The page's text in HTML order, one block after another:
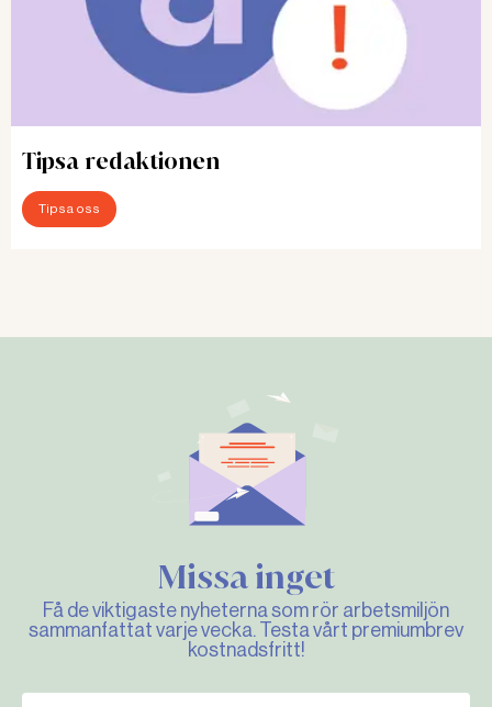
Tipsa redaktionen
Tipsa oss
Missa inget
Få de viktigaste nyheterna som rör arbetsmiljön
sammanfattat varje vecka. Testa vårt premiumbrev
kostnadsfritt!